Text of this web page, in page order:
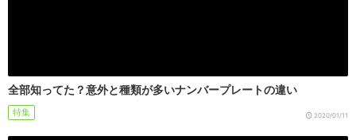
全部知ってた？意外と種類が多いナンバープレートの違い
特集 2020/01/11